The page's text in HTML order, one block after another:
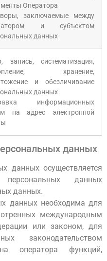
Оператора
заключаемые между
и субъектом
данных
запись, систематизация,
хранение,
и обезличивание
данных
информационных
на адрес электронной
данных
данных осуществляется
данных
данных.
данных необходима для
международным
или законом, для
законодательством
оператора функций,